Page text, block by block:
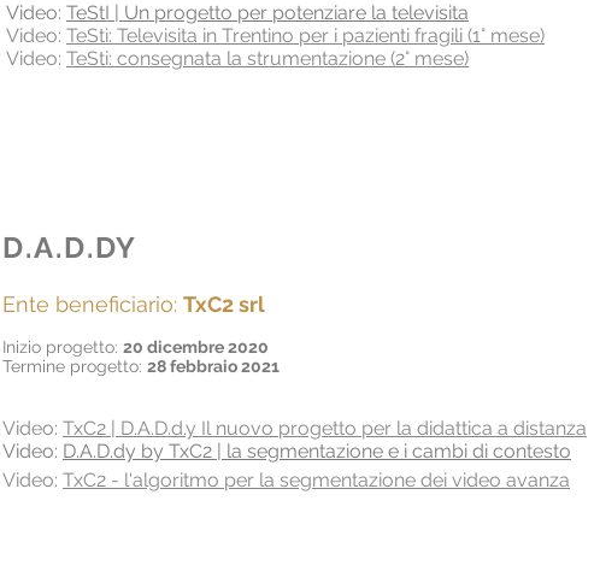
Video: TeStI | Un progetto per potenziare la televisita
Video: TeSti: Televisita in Trentino per i pazienti fragili (1° mese)
Video: TeSti: consegnata la strumentazione (2° mese)
D.A.D.DY
Ente beneficiario: TxC2 srl
Inizio progetto: 20 dicembre 2020
Termine progetto: 28 febbraio 2021
Video: TxC2 | D.A.D.d.y Il nuovo progetto per la didattica a distanza
Video: D.A.D.dy by TxC2 | la segmentazione e i cambi di contesto
Video: TxC2 - l'algoritmo per la segmentazione dei video avanza